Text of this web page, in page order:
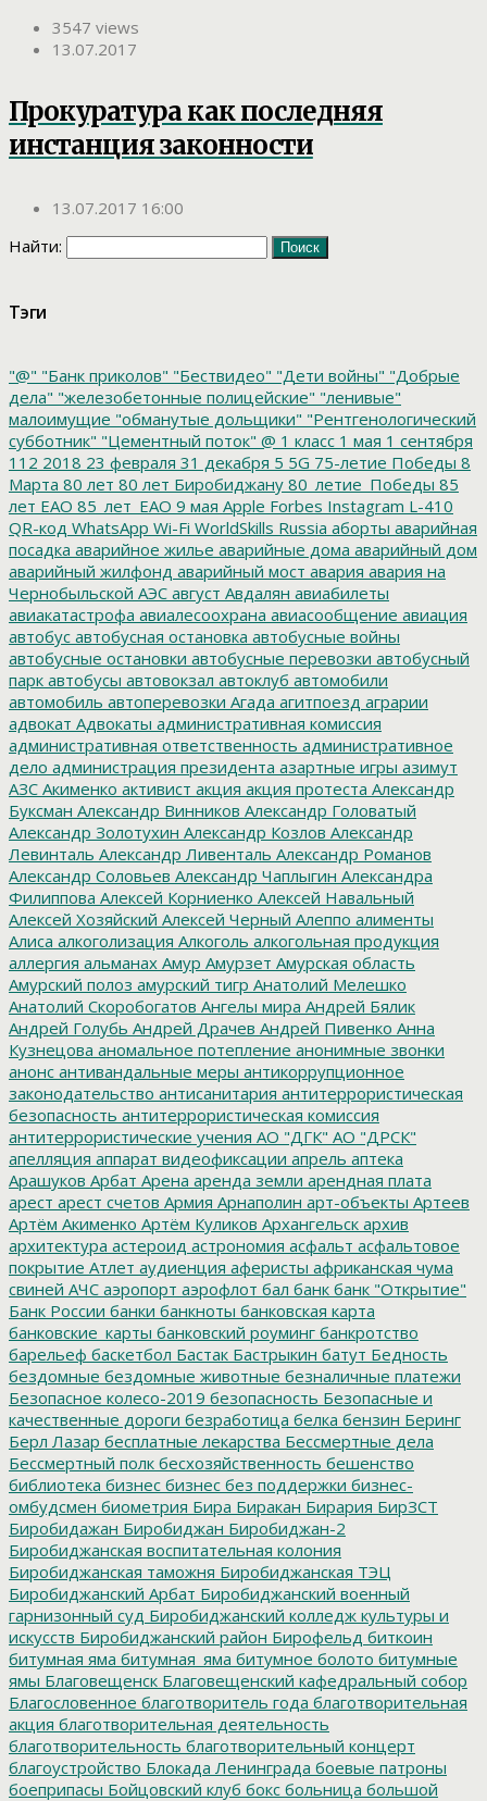
3547 views
13.07.2017
Прокуратура как последняя
инстанция законности
13.07.2017 16:00
Найти:
Тэги
"@" "Банк приколов" "Бествидео" "Дети войны" "Добрые
дела" "железобетонные полицейские" "ленивые"
малоимущие "обманутые дольщики" "Рентгенологический
субботник" "Цементный поток" @ 1 класс 1 мая 1 сентября
112 2018 23 февраля 31 декабря 5 5G 75-летие Победы 8
Марта 80 лет 80 лет Биробиджану 80_летие_Победы 85
лет ЕАО 85_лет_ЕАО 9 мая Apple Forbes Instagram L-410
QR-код WhatsApp Wi-Fi WorldSkills Russia аборты аварийная
посадка аварийное жилье аварийные дома аварийный дом
аварийный жилфонд аварийный мост авария авария на
Чернобыльской АЭС август Авдалян авиабилеты
авиакатастрофа авиалесоохрана авиасообщение авиация
автобус автобусная остановка автобусные войны
автобусные остановки автобусные перевозки автобусный
парк автобусы автовокзал автоклуб автомобили
автомобиль автоперевозки Агада агитпоезд аграрии
адвокат Адвокаты административная комиссия
административная ответственность административное
дело администрация президента азартные игры азимут
АЗС Акименко активист акция акция протеста Александр
Буксман Александр Винников Александр Головатый
Александр Золотухин Александр Козлов Александр
Левинталь Александр Ливенталь Александр Романов
Александр Соловьев Александр Чаплыгин Александра
Филиппова Алексей Корниенко Алексей Навальный
Алексей Хозяйский Алексей Черный Алеппо алименты
Алиса алкоголизация Алкоголь алкогольная продукция
аллергия альманах Амур Амурзет Амурская область
Амурский полоз амурский тигр Анатолий Мелешко
Анатолий Скоробогатов Ангелы мира Андрей Бялик
Андрей Голубь Андрей Драчев Андрей Пивенко Анна
Кузнецова аномальное потепление анонимные звонки
анонс антивандальные меры антикоррупционное
законодательство антисанитария антитеррористическая
безопасность антитеррористическая комиссия
антитеррористические учения АО "ДГК" АО "ДРСК"
апелляция аппарат видеофиксации апрель аптека
Арашуков Арбат Арена аренда земли арендная плата
арест арест счетов Армия Арнаполин арт-объекты Артеев
Артём Акименко Артём Куликов Архангельск архив
архитектура астероид астрономия асфальт асфальтовое
покрытие Атлет аудиенция аферисты африканская чума
свиней АЧС аэропорт аэрофлот бал банк банк "Открытие"
Банк России банки банкноты банковская карта
банковские_карты банковский роуминг банкротство
барельеф баскетбол Бастак Бастрыкин батут Бедность
бездомные бездомные животные безналичные платежи
Безопасное колесо-2019 безопасность Безопасные и
качественные дороги безработица белка бензин Беринг
Берл Лазар бесплатные лекарства Бессмертные дела
Бессмертный полк бесхозяйственность бешенство
библиотека бизнес бизнес без поддержки бизнес-
омбудсмен биометрия Бира Биракан Бирария БирЗСТ
Биробидажан Биробиджан Биробиджан-2
Биробиджанская воспитательная колония
Биробиджанская таможня Биробиджанская ТЭЦ
Биробиджанский Арбат Биробиджанский военный
гарнизонный суд Биробиджанский колледж культуры и
искусств Биробиджанский район Бирофельд биткоин
битумная яма битумная_яма битумное болото битумные
ямы Благовещенск Благовещенский кафедральный собор
Благословенное благотворитель года благотворительная
акция благотворительная деятельность
благотворительность благотворительный концерт
благоустройство Блокада Ленинграда боевые патроны
боеприпасы Бойцовский клуб бокс больница большой